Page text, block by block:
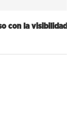
la visibilidad